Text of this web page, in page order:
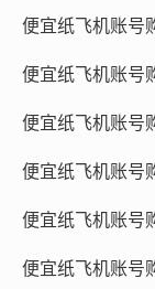
定期更新个人信
便宜纸飞机账号